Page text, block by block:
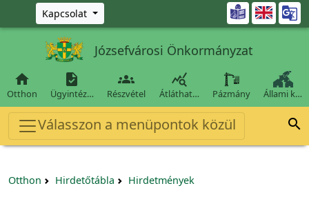
Ugrás a fő tartalomra
Kapcsolat 
Józsefvárosi Önkormányzat

Otthon

Ügyintéz…

Részvétel

Átláthat… Pázmány Állami k…
Válasszon a menüpontok közül 
Otthon Hirdetőtábla Hirdetmények